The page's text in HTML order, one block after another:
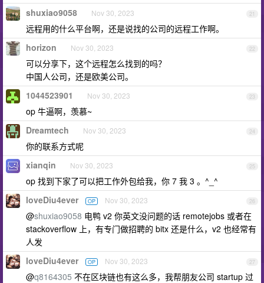
21
shuxiao9058 Nov 30, 2023
远程用的什么平台啊，还是说找的公司的远程工作啊。
22
horizon Nov 30, 2023
可以分享下，这个远程怎么找到的吗？
中国人公司，还是欧美公司。
23
1044523901 Nov 30, 2023
op 牛逼啊，羡慕~
24
Dreamtech Nov 30, 2023
你的联系方式呢
25
xianqin Nov 30, 2023
op 找到下家了可以把工作外包给我，你 7 我 3 。^_^
26
loveDiu4ever OP Nov 30, 2023
@shuxiao9058 电鸭 v2 你英文没问题的话 remotejobs 或者在
stackoverflow 上，有专门做招聘的 bitx 还是什么，v2 也经常有
人发
27
loveDiu4ever OP Nov 30, 2023
@q8164305 不在区块链也有这么多，我帮朋友公司 startup 过